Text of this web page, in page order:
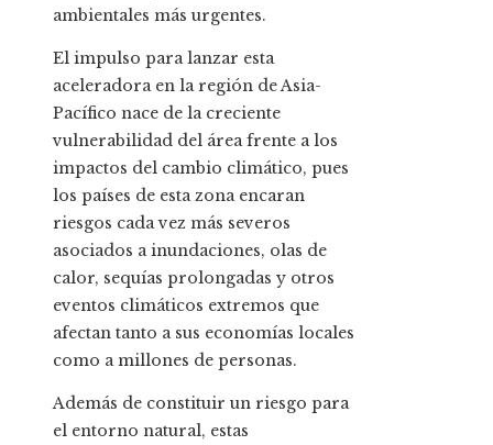
ambientales más urgentes.
El impulso para lanzar esta
aceleradora en la región de Asia-
Pacífico nace de la creciente
vulnerabilidad del área frente a los
impactos del cambio climático, pues
los países de esta zona encaran
riesgos cada vez más severos
asociados a inundaciones, olas de
calor, sequías prolongadas y otros
eventos climáticos extremos que
afectan tanto a sus economías locales
como a millones de personas.
Además de constituir un riesgo para
el entorno natural, estas